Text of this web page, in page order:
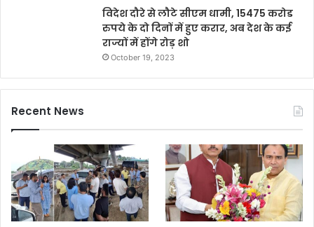
विदेश दौरे से लौटे सीएम धामी, 15475 करोड
रुपये के दो दिनों में हुए करार, अब देश के कई
राज्यों में होंगे रोड़ शो
October 19, 2023
Recent News